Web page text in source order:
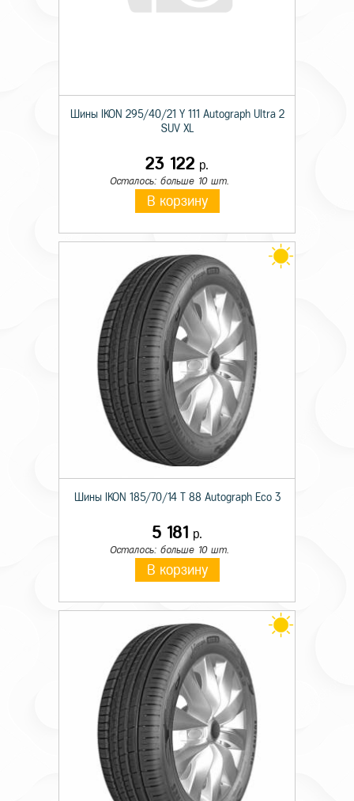
Шины IKON 295/40/21 Y 111 Autograph Ultra 2
SUV XL
23 122 р.
Осталось: больше 10 шт.
В корзину
Шины IKON 185/70/14 T 88 Autograph Eco 3
5 181 р.
Осталось: больше 10 шт.
В корзину